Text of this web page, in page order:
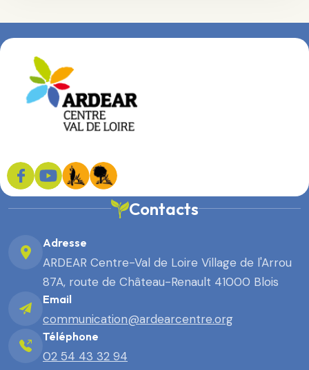
Contacts
Adresse
ARDEAR Centre-Val de Loire Village de l'Arrou
87A, route de Château-Renault 41000 Blois
Email
communication@ardearcentre.org
Téléphone
02 54 43 32 94